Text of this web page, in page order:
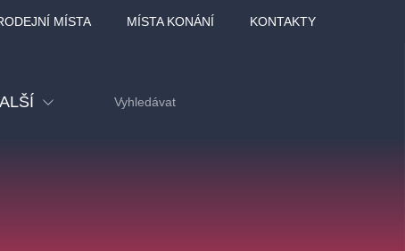
MÍSTA MÍSTA KONÁNÍ KONTAKTY